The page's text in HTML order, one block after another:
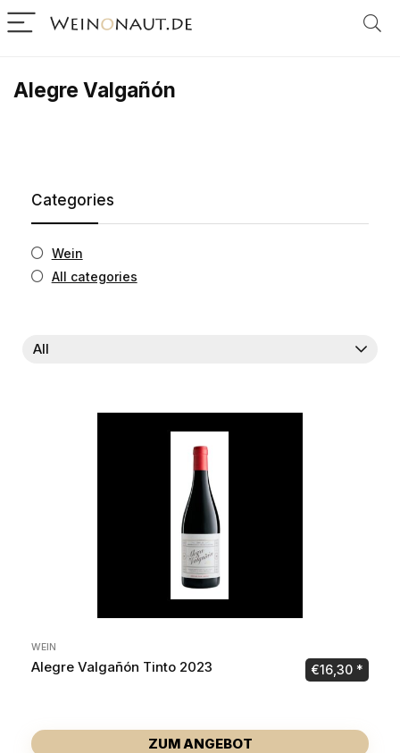
Alegre Valgañón
Categories
Wein
All categories
All
WEIN
Alegre Valgañón Tinto 2023 €16,30
ZUM ANGEBOT